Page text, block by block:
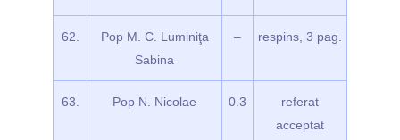
62.
Pop M. C. Luminiţa
Sabina
– respins, 3 pag.
63. Pop N. Nicolae 0.3
referat
acceptat